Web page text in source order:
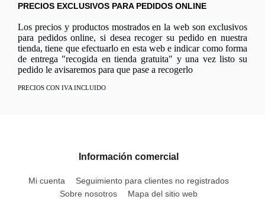
PRECIOS EXCLUSIVOS PARA PEDIDOS ONLINE
Los precios y productos mostrados en la web son exclusivos
para pedidos online, si desea recoger su pedido en nuestra
tienda, tiene que efectuarlo en esta web e indicar como forma
de entrega "recogida en tienda gratuita" y una vez listo su
pedido le avisaremos para que pase a recogerlo
PRECIOS CON IVA INCLUIDO
Información comercial
Mi cuenta
Seguimiento para clientes no registrados
Sobre nosotros
Mapa del sitio web